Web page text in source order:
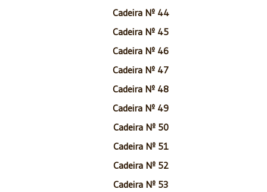
Cadeira Nº 44
Cadeira Nº 45
Cadeira Nº 46
Cadeira Nº 47
Cadeira Nº 48
Cadeira Nº 49
Cadeira Nº 50
Cadeira Nº 51
Cadeira Nº 52
Cadeira Nº 53